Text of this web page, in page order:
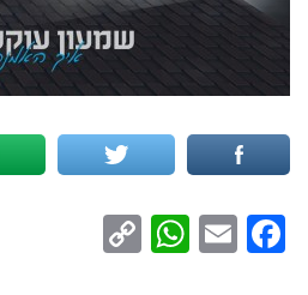
Facebook
Email
WhatsApp